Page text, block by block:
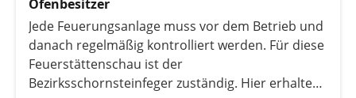
Ofenbesitzer
Jede Feuerungsanlage muss vor dem Betrieb und
danach regelmäßig kontrolliert werden. Für diese
Feuerstättenschau ist der
Bezirksschornsteinfeger zuständig. Hier erhalten